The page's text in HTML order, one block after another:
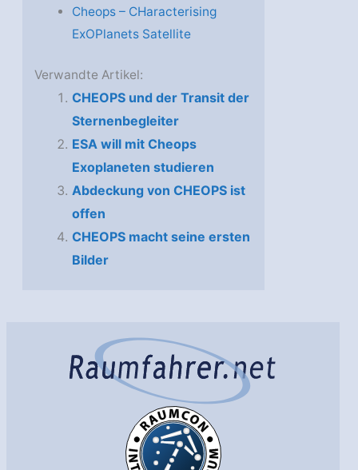
Cheops – CHaracterising
ExOPlanets Satellite
Verwandte Artikel:
CHEOPS und der Transit der
Sternenbegleiter
ESA will mit Cheops
Exoplaneten studieren
Abdeckung von CHEOPS ist
offen
CHEOPS macht seine ersten
Bilder